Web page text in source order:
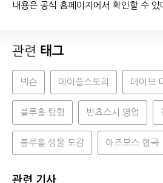
내용은 공식 홈페이지에서 확인할 수 있
관련 태그
넥슨 메이플스토리 데이브
블루홀 탐험 반쵸스시 영업
블루홀 생물 도감 아즈모스 협곡
관련 기사